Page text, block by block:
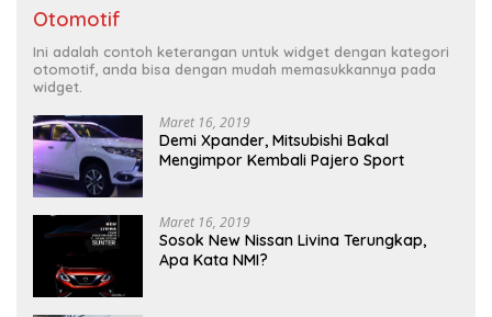
Otomotif
Ini adalah contoh keterangan untuk widget dengan kategori
otomotif, anda bisa dengan mudah memasukkannya pada
widget.
Maret 16, 2019
Demi Xpander, Mitsubishi Bakal
Mengimpor Kembali Pajero Sport
Maret 16, 2019
Sosok New Nissan Livina Terungkap,
Apa Kata NMI?